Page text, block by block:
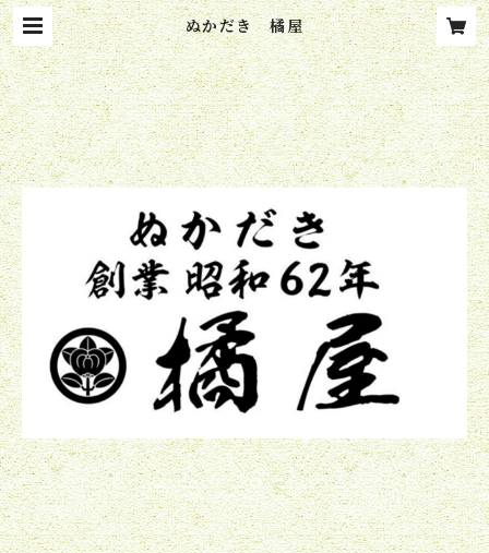
ぬかだき 橘屋